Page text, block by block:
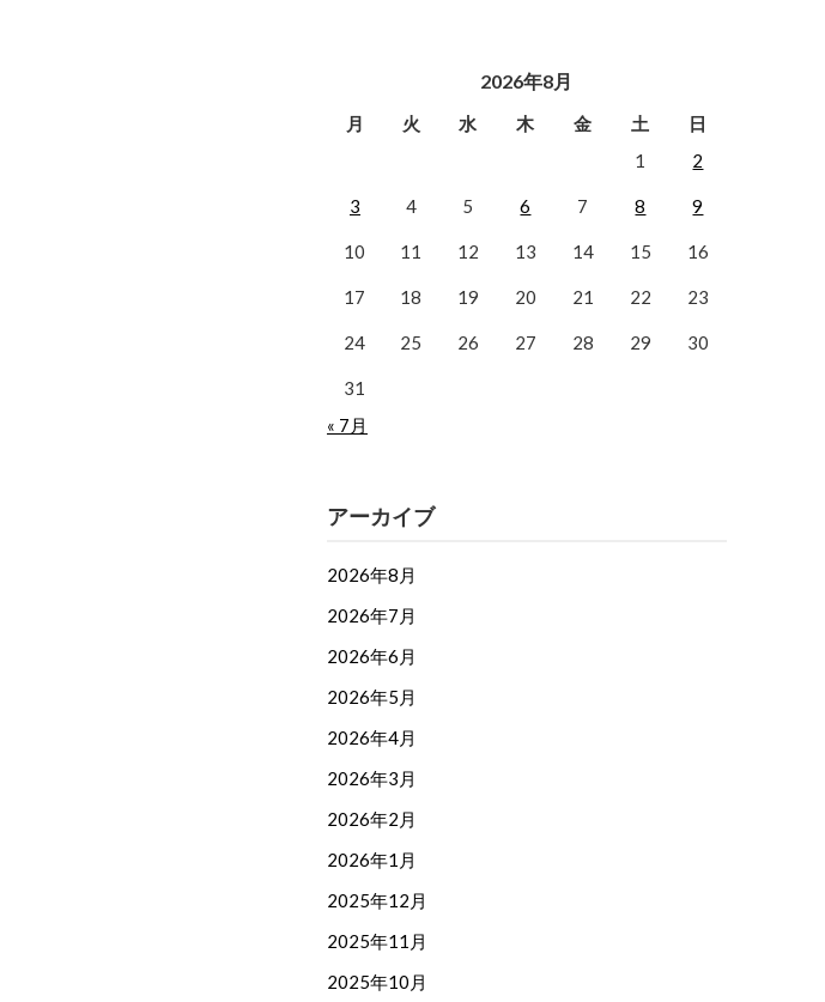
2026年8月
月 火 水 木 金 土
日
1
2
3 4 5 6 7 8 9
10 11 12 13 14 15 16
17 18 19 20 21 22 23
24 25 26 27 28 29 30
31
« 7月
アーカイブ
2026年8月
2026年7月
2026年6月
2026年5月
2026年4月
2026年3月
2026年2月
2026年1月
2025年12月
2025年11月
2025年10月